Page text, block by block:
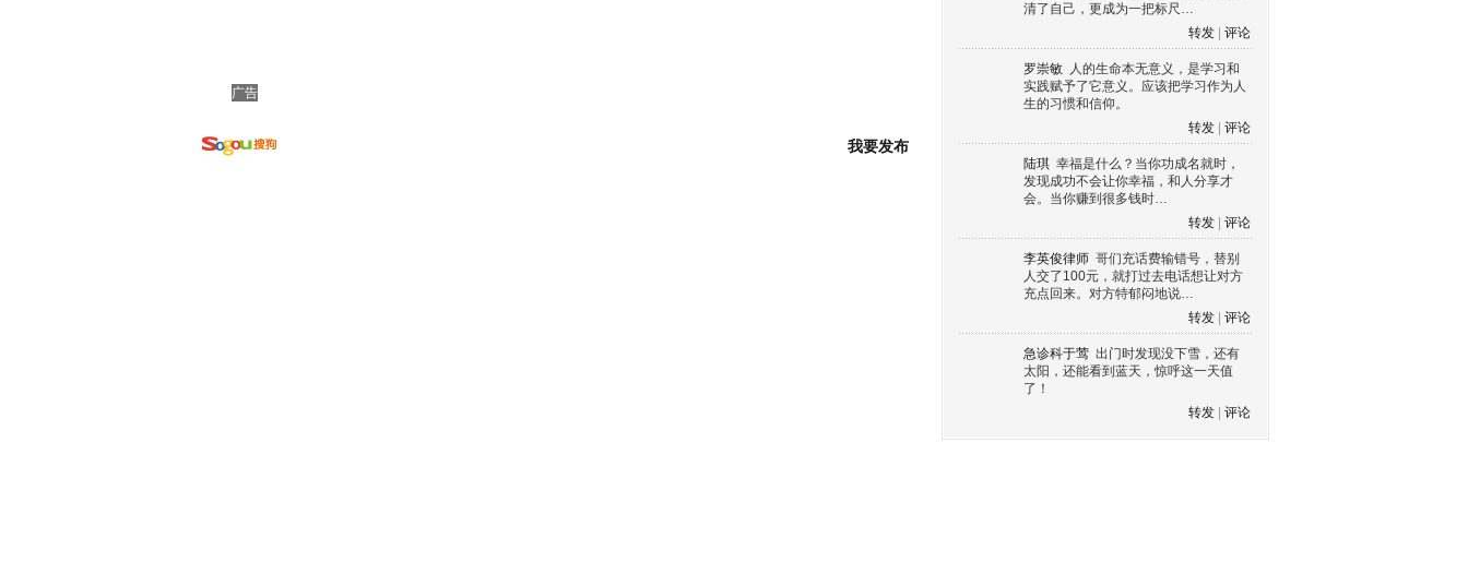
广告
我要发布
清了自己，更成为一把标尺…
转发
评论
罗崇敏 人的生命本无意义，是学习和
实践赋予了它意义。应该把学习作为人
生的习惯和信仰。
转发
评论
陆琪 幸福是什么？当你功成名就时，
发现成功不会让你幸福，和人分享才
会。当你赚到很多钱时…
转发
评论
李英俊律师 哥们充话费输错号，替别
人交了100元，就打过去电话想让对方
充点回来。对方特郁闷地说…
转发
评论
急诊科于莺 出门时发现没下雪，还有
太阳，还能看到蓝天，惊呼这一天值
了！
转发
评论